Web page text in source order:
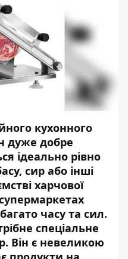
кухонного
дуже добре
ідеально рівно
сир або інші
харчової
часу та сил.
спеціальне
Він є невеликою